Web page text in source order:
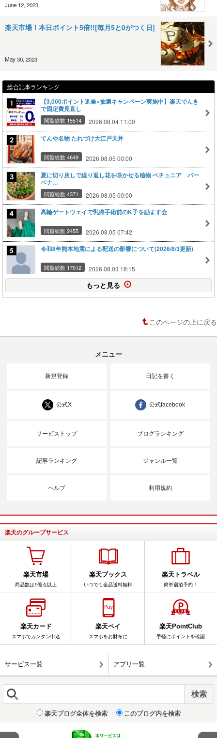
June 12, 2023
楽天市場！本日ポイント5倍!![毎月5と0がつく日]
May 30, 2023
総合記事ランキング
【3,000ポイント進呈×抽選キャンペーン実施中】楽天でんき
で固定費見直し
閲覧総数 15514 2026.08.04 11:00
てんや名物 たれづけ大江戸天丼
閲覧総数 4649 2026.08.05 00:00
夏に切り戻しで繰り返し花を咲かせる植物 ペチュニア バー
ベナ…
閲覧総数 4371 2026.08.05 00:00
高輪ゲートウェイで乳癌手術前のK子を励ます会
閲覧総数 2455 2026.08.05 07:42
令和8年熊本地震による配送の影響について(2026/8/3更新)
閲覧総数 17012 2026.08.03 18:15
もっと見る
このページの上に戻る
メニュー
新規登録 日記を書く
公式X 公式facebook
サービストップ ブログランキング
記事ランキング ジャンル一覧
ヘルプ 利用規約
楽天のグループサービス
楽天市場
商品数は1億点以上
楽天ブックス
いつでも全品送料無料
楽天トラベル
簡単宿泊予約！
楽天カード
スマホでカンタン申込
楽天ペイ
スマホをお財布に
楽天PointClub
手軽にポイントを確認
サービス一覧 アプリ一覧
楽天ブログ全体を検索 このブログ内を検索